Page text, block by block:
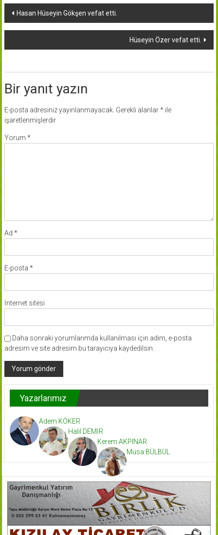
Yazı
dolaşımı
Hasan Hüseyin Gökşen vefat etti.
Hüseyin Özer vefat etti.
Bir yanıt yazın
E-posta adresiniz yayınlanmayacak. Gerekli alanlar*ile
işaretlenmişlerdir
Yorum *
Ad *
E-posta *
İnternet sitesi
Daha sonraki yorumlarımda kullanılması için adım, e-posta
adresim ve site adresim bu tarayıcıya kaydedilsin.
Yazarlarımız
Adem KÖKER
Halil DEMİR
Kerem AKPINAR
Musa BÜLBÜL